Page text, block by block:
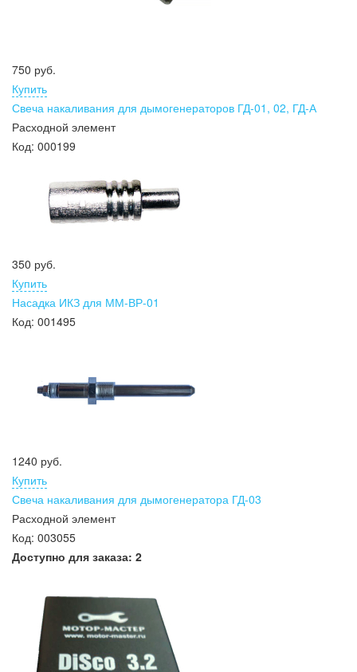
750 руб.
Купить
Свеча накаливания для дымогенераторов ГД-01, 02, ГД-А
Расходной элемент
Код: 000199
350 руб.
Купить
Насадка ИКЗ для ММ-ВР-01
Код: 001495
1240 руб.
Купить
Свеча накаливания для дымогенератора ГД-03
Расходной элемент
Код: 003055
Доступно для заказа: 2